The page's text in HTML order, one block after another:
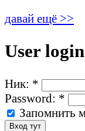
давай ещё >>
User login
Ник: *
Password: *
Запомнить